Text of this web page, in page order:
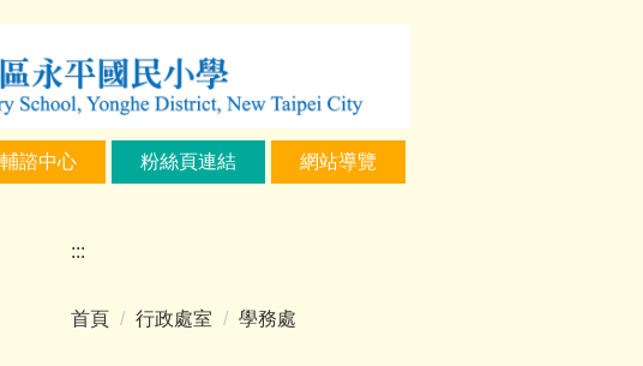
輔諮中心 粉絲頁連結 網站導覽
:::
首頁 行政處室 學務處